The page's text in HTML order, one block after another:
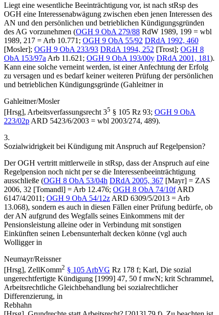
Liegt eine wesentliche Beeinträchtigung vor, ist nach stRsp des
OGH eine Interessenabwägung zwischen eben jenen Interessen des
AN und den persönlichen und betrieblichen Kündigungsgründen
des AG vorzunehmen (OGH 9 ObA 279/88 RdW 1989, 199 = wbl
1989, 217 = Arb 10.771 ; OGH 9 ObA 55/92 DRdA 1992, 460
[Mosler]; OGH 9 ObA 233/93 DRdA 1994, 252 [Trost]; OGH 8
ObA 153/97a Arb 11.621 ; OGH 9 ObA 193/00y DRdA 2001, 181).
Kann eine solche verneint werden, ist einer Anfechtung der Erfolg
zu versagen und es bedarf keiner weiteren Prüfung der persönlichen
und betrieblichen Kündigungsgründe (Gahleitnerin
Gahleitner/Mosler
[Hrsg], Arbeitsverfassungsrecht 35 § 105 Rz 93; OGH 9 ObA
223/02p ARD 5423/6/2003 = wbl 2003/274, 489).
3.
Sozialwidrigkeit bei Kündigung mit Anspruch auf Regelpension?
Der OGH vertritt mittlerweile in stRsp, dass der Anspruch auf eine
Regelpension noch nicht per se die Interessenbeeinträchtigung
ausschließe (OGH 8 ObA 53/04h DRdA 2005, 367 [Mayr] = ZAS
2006, 32 [Tomandl] = Arb 12.476; OGH 8 ObA 74/10f ARD
6147/4/2011 ; OGH 9 ObA 54/12z ARD 6309/5/2013 = Arb
13.068), sondern es auch in diesen Fällen einer Prüfung bedürfe, ob
der AN aufgrund des Wegfalls seines Einkommens mit der
Pensionsleistung alleine oder in Verbindung mit sonstigen
Einkünften seinen Lebensunterhalt decken könne (vgl auch
Wolliggerin
Neumayr/Reissner
[Hrsg], ZellKomm2 § 105 ArbVG Rz 178 f; Karl, Die sozial
ungerechtfertigte Kündigung [1999] 47, 50 f mwN; krit Schrammel,
Arbeitsrechtliche Gleichbehandlung bei sozialrechtlicher
Differenzierung, in
Rebhahn